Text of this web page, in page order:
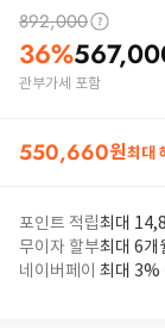
892,000
36%
관부가세 포함
550,660원최대
포인트 적립최대
무이자 할부최대 6개
네이버페이 최대 3%